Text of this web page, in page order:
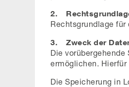
2.
Rechtsgrundlage für
3. Zweck der
Die
ermöglichen. Hierfür
Die Speicherung in